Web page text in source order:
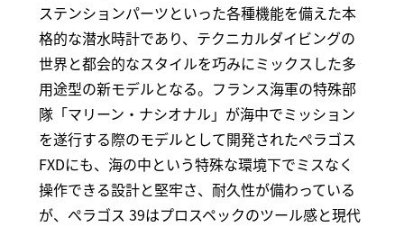
ステンションパーツといった各種機能を備えた本
格的な潜水時計であり、テクニカルダイビングの
世界と都会的なスタイルを巧みにミックスした多
用途型の新モデルとなる。フランス海軍の特殊部
隊「マリーン・ナシオナル」が海中でミッション
を遂行する際のモデルとして開発されたぺラゴス
FXDにも、海の中という特殊な環境下でミスなく
操作できる設計と堅牢さ、耐久性が備わっている
が、ぺラゴス 39はプロスペックのツール感と現代